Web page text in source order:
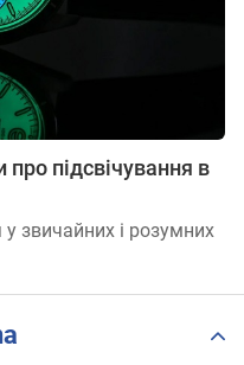
підсвічування в
у звичайних і розумних